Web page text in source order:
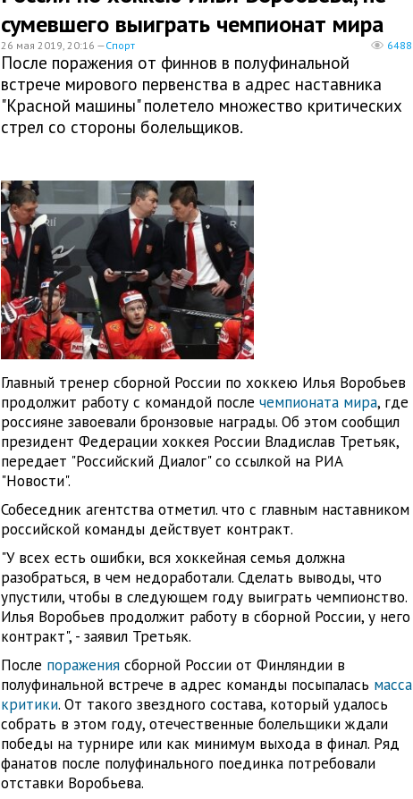
сумевшего выиграть чемпионат мира
26 мая 2019, 20:16 —Спорт 6488
После поражения от финнов в полуфинальной
встрече мирового первенства в адрес наставника
"Красной машины" полетело множество критических
стрел со стороны болельщиков.
Главный тренер сборной России по хоккею Илья Воробьев
продолжит работу с командой после чемпионата мира, где
россияне завоевали бронзовые награды. Об этом сообщил
президент Федерации хоккея России Владислав Третьяк,
передает "Российский Диалог" со ссылкой на РИА
"Новости".
Собеседник агентства отметил. что с главным наставником
российской команды действует контракт.
"У всех есть ошибки, вся хоккейная семья должна
разобраться, в чем недоработали. Сделать выводы, что
упустили, чтобы в следующем году выиграть чемпионство.
Илья Воробьев продолжит работу в сборной России, у него
контракт", - заявил Третьяк.
После поражения сборной России от Финляндии в
полуфинальной встрече в адрес команды посыпалась масса
критики. От такого звездного состава, который удалось
собрать в этом году, отечественные болельщики ждали
победы на турнире или как минимум выхода в финал. Ряд
фанатов после полуфинального поединка потребовали
отставки Воробьева.